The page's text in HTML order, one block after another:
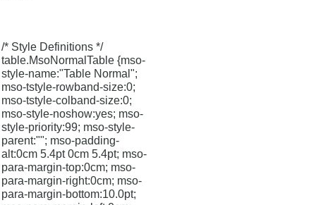
/* Style Definitions */
table.MsoNormalTable {mso-
style-name:"Table Normal";
mso-tstyle-rowband-size:0;
mso-tstyle-colband-size:0;
mso-style-noshow:yes; mso-
style-priority:99; mso-style-
parent:""; mso-padding-
alt:0cm 5.4pt 0cm 5.4pt; mso-
para-margin-top:0cm; mso-
para-margin-right:0cm; mso-
para-margin-bottom:10.0pt;